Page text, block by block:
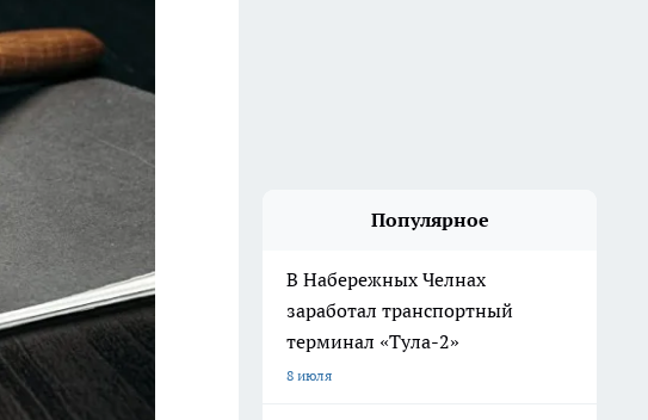
Популярное
В Набережных Челнах
заработал транспортный
терминал «Тула-2»
8 июля